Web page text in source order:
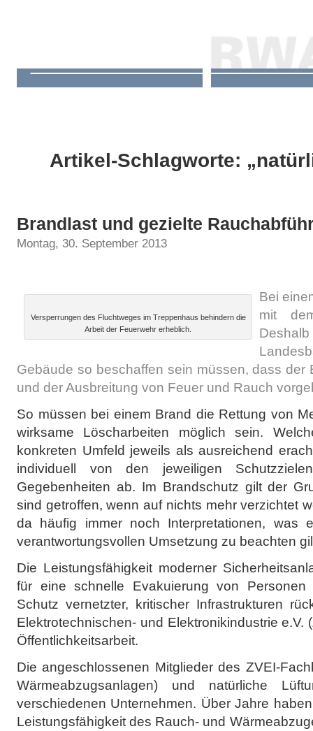
Artikel-Schlagworte:
Brandlast und gezielte
Montag, 30. September 2013
Versperrungen des Fluchtweges im Treppenhaus behindern die
Arbeit der Feuerwehr erheblich.
Bei
mit
Gebäude so beschaffen sein müssen, dass der
und der Ausbreitung von Feuer und Rauch
So müssen bei einem Brand die Rettung von
wirksame Löscharbeiten möglich sein.
konkreten Umfeld jeweils als ausreichend
individuell von den jeweiligen
Gegebenheiten ab. Im Brandschutz gilt der
sind getroffen, wenn auf nichts mehr verzichtet
da häufig immer noch Interpretationen,
verantwortungsvollen Umsetzung zu beachten
Die Leistungsfähigkeit moderner
für eine schnelle Evakuierung von
Schutz vernetzter, kritischer Infrastrukturen
Elektrotechnischen- und Elektronikindustrie e.V.
Öffentlichkeitsarbeit.
Die angeschlossenen Mitglieder des ZVEI-
Wärmeabzugsanlagen) und natürliche
verschiedenen Unternehmen. Über Jahre
Leistungsfähigkeit des Rauch- und